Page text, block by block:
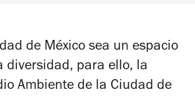
de México sea un espacio
diversidad, para ello, la
Ambiente de la Ciudad de